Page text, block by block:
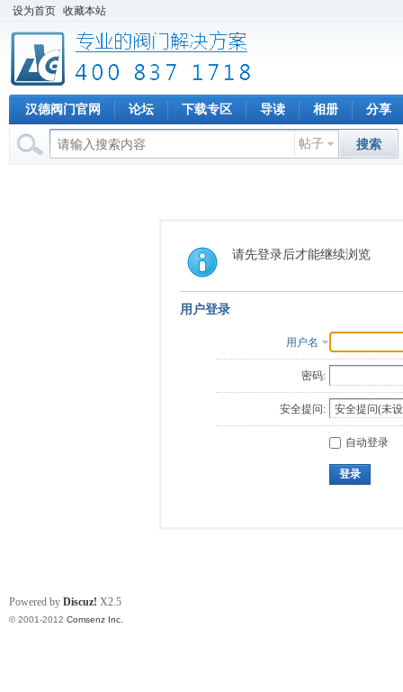
设为首页 收藏本站
汉德阀门官网 论坛 下载专区 导读 相册 分享
帖子 搜索
请先登录后才能继续浏览
用户登录
用户名
密码:
安全提问:
自动登录
登录
Powered by Discuz! X2.5
© 2001-2012 Comsenz Inc.